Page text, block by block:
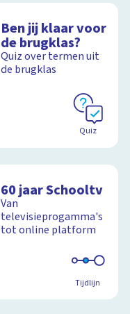
Ben jij klaar voor
de brugklas?
Quiz over termen uit
de brugklas
Quiz
60 jaar Schooltv
Van
televisieprogamma's
tot online platform
Tijdlijn